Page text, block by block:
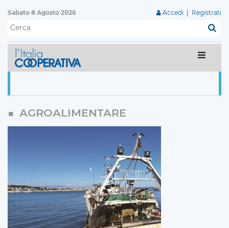
Sabato 8 Agosto 2026 Accedi Registrati
AGROALIMENTARE